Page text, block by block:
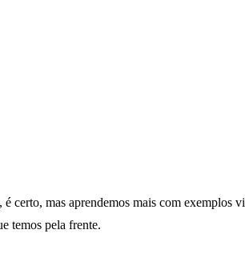
mas aprendemos mais com exemplos
temos pela frente.